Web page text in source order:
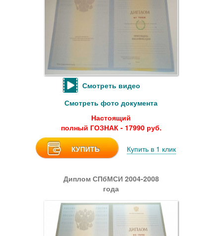
Смотреть видео
Смотреть фото документа
Настоящий
полный ГОЗНАК - 17990 руб.
КУПИТЬ Купить в 1 клик
Диплом СПбМСИ 2004-2008
года